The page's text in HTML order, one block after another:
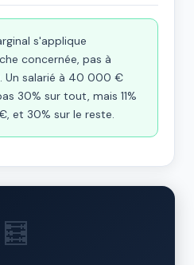
s'applique
concernée, pas à
Un salarié à 40 000 €
30% sur tout, mais 11%
et 30% sur le reste.
🧮